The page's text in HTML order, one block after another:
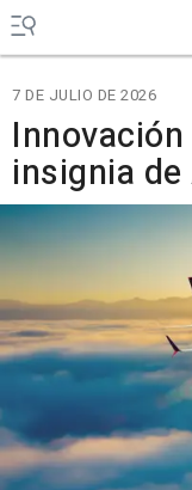
7 DE JULIO DE 2026
insignia